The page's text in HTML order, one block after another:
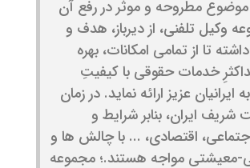
موضوع مطروحه و موثر در رفع آن
وکیل تلفنی، از دیرباز، هدف و
تا از تمامی امکانات، بهره
خدمات حقوقی با کیفیتِ
ایرانیان عزیز ارائه نماید. در زمان
ایران، بنابر شرایط و
اقتصادی، ... با چالش ­ها و
معیشتی مواجه هستند.؛ مجموعه